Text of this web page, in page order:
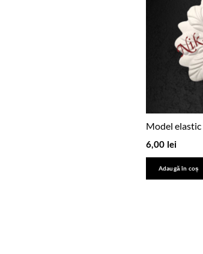
Model
6,00 lei
Adaugă în coș